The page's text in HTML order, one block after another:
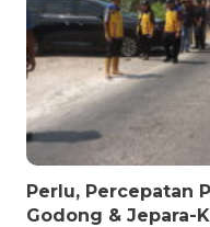
Perlu, Percepatan
Godong & Jepara-